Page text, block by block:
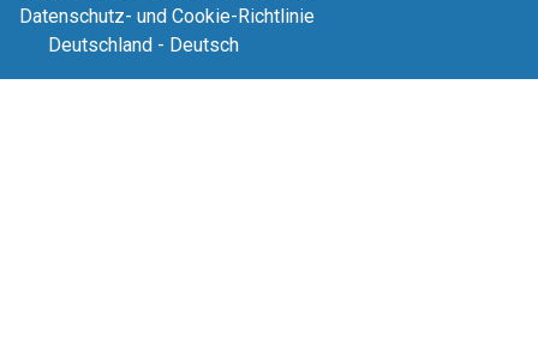
Datenschutz- und Cookie-Richtlinie
Deutschland - Deutsch